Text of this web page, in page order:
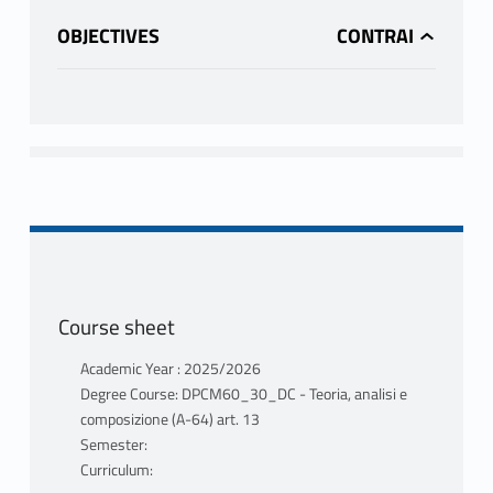
OBJECTIVES
Course sheet
Academic Year : 2025/2026
Degree Course: DPCM60_30_DC - Teoria, analisi e
composizione (A-64) art. 13
Semester:
Curriculum: